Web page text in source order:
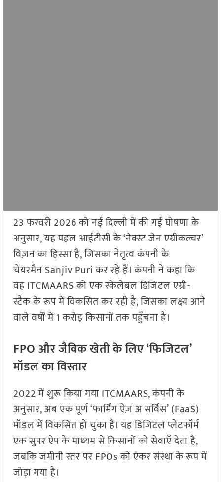
23 फरवरी 2026 को नई दिल्ली में की गई घोषणा के
अनुसार, यह पहल आईटीसी के ‘नेक्स्ट जेन एग्रीकल्चर’
विज़न का हिस्सा है, जिसका नेतृत्व कंपनी के
चेयरमैन Sanjiv Puri कर रहे हैं। कंपनी ने कहा कि
वह ITCMAARS को एक स्केलेबल डिजिटल एग्री-
स्टैक के रूप में विकसित कर रही है, जिसका लक्ष्य आने
वाले वर्षों में 1 करोड़ किसानों तक पहुँचना है।
FPO और जैविक खेती के लिए ‘फिजिटल’
मॉडल का विस्तार
2022 में शुरू किया गया ITCMAARS, कंपनी के
अनुसार, अब एक पूर्ण ‘फार्मिंग ऐज़ अ सर्विस’ (FaaS)
मॉडल में विकसित हो चुका है। यह डिजिटल प्लेटफॉर्म
एक सुपर ऐप के माध्यम से किसानों को सेवाएँ देता है,
जबकि जमीनी स्तर पर FPOs को एंकर संस्था के रूप में
जोड़ा गया है।